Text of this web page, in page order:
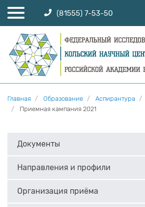
(81555) 7-53-50
Главная Образование Аспирантура
Приемная кампания 2021
Документы
Направления и профили
Организация приёма